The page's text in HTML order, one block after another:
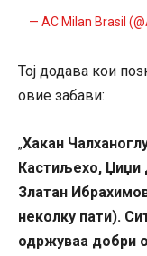
— AC Milan Brasil
Тој додава кои
овие забави:
„Хакан
Кастиљехо, Џиџи
Златан
неколку пати).
одржуваа добри